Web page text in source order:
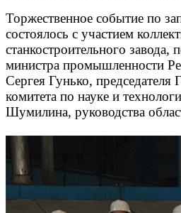
Торжественное событие по
состоялось с участием
станкостроительного завода,
министра промышленности
Сергея Гунько, председателя
комитета по науке и
Шумилина, руководства